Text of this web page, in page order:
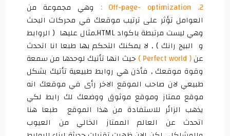
2. Off-page- optimization :
وهي مجموعة من
العوامل تؤثر على ترتيب موقعك في محركات البحث
وهي ليست مرتبطة باكواد HTML,مثال عليها ( الروابط
و البيج رانك ) , لا يمكنك التحكم بها طبعا انا اتحدث
عن( Perfect world )
حيث انها تأتيك لوحدها من سمعة
وقوة موقعك , فأذن هي روابط طبيعية تأتيك بشكل
طبيعي لان صاحب الموقع الاخر رأى في موقعك انه
موقع ممتاز وموقع موثوق ووضعك لك رابط لكي
يذهب الزائر للاستفادة من هذا الموقع طبعا هنا
اتحدث عن العالم الممتاز الخالي من العيوب